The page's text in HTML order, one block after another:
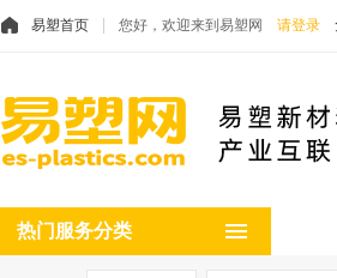
易塑首页 您好，欢迎来到易塑网 请登录
热门服务分类